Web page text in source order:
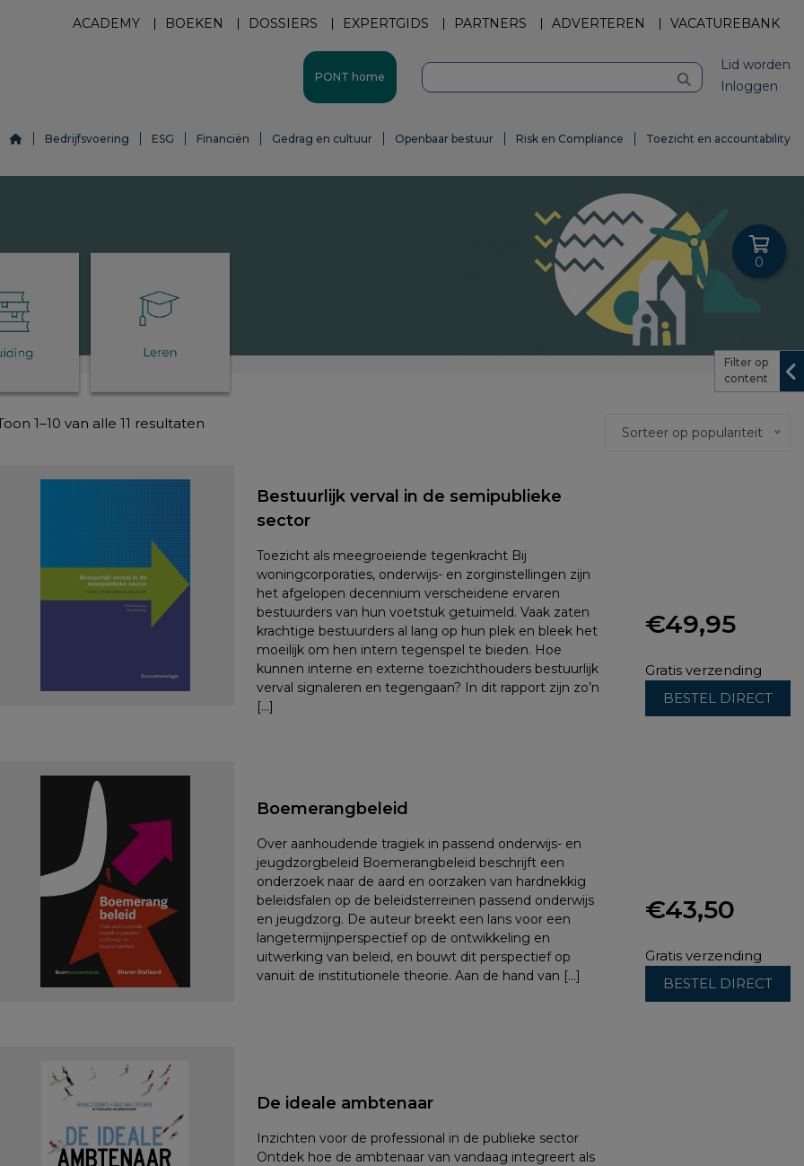
Filter op
content
ACADEMY BOEKEN DOSSIERS EXPERTGIDS PARTNERS ADVERTEREN VACATUREBANK
PONT home
Lid worden
Inloggen
Bedrijfsvoering ESG Financiën Gedrag en cultuur Openbaar bestuur Risk en Compliance Toezicht en accountability
0
1–10 van alle 11 resultaten
Sorteer op populariteit
Bestuurlijk verval in de semipublieke
sector
Toezicht als meegroeiende tegenkracht Bij
woningcorporaties, onderwijs- en zorginstellingen zijn
het afgelopen decennium verscheidene ervaren
bestuurders van hun voetstuk getuimeld. Vaak zaten
krachtige bestuurders al lang op hun plek en bleek het
moeilijk om hen intern tegenspel te bieden. Hoe
kunnen interne en externe toezichthouders bestuurlijk
verval signaleren en tegengaan? In dit rapport zijn zo’n
[…]
€49,95
Gratis verzending
BESTEL DIRECT
Boemerangbeleid
Over aanhoudende tragiek in passend onderwijs- en
jeugdzorgbeleid Boemerangbeleid beschrijft een
onderzoek naar de aard en oorzaken van hardnekkig
beleidsfalen op de beleidsterreinen passend onderwijs
en jeugdzorg. De auteur breekt een lans voor een
langetermijnperspectief op de ontwikkeling en
uitwerking van beleid, en bouwt dit perspectief op
vanuit de institutionele theorie. Aan de hand van […]
€43,50
Gratis verzending
BESTEL DIRECT
De ideale ambtenaar
Inzichten voor de professional in de publieke sector
Ontdek hoe de ambtenaar van vandaag integreert als